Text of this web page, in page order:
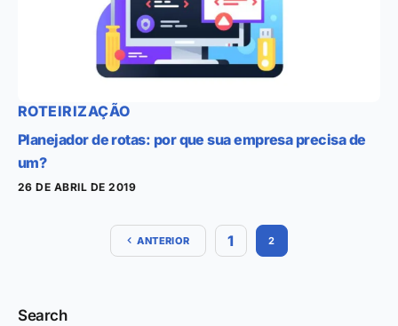
ROTEIRIZAÇÃO
Planejador de rotas: por que sua empresa precisa de
um?
26 DE ABRIL DE 2019
ANTERIOR 1 2
Search